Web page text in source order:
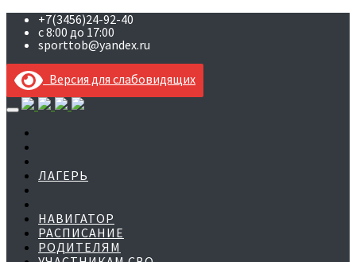
+7(3456)24-92-40
с 8:00 до 17:00
sporttob@yandex.ru
Версия для слабовидящих
Skip
to
content
ЛАГЕРЬ
НАВИГАТОР
РАСПИСАНИЕ
РОДИТЕЛЯМ